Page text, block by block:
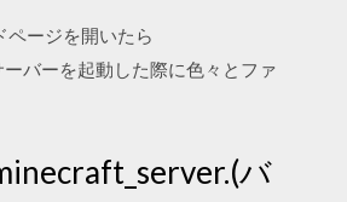
ージを開いたら
バーを起動した際に色々とファ
バ